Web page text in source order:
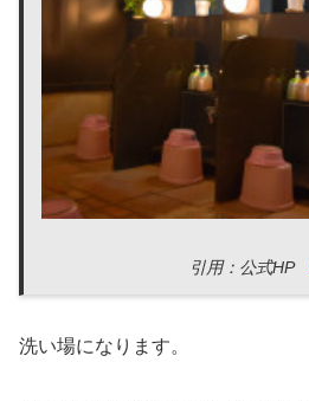
引用：公式HP
洗い場になります。